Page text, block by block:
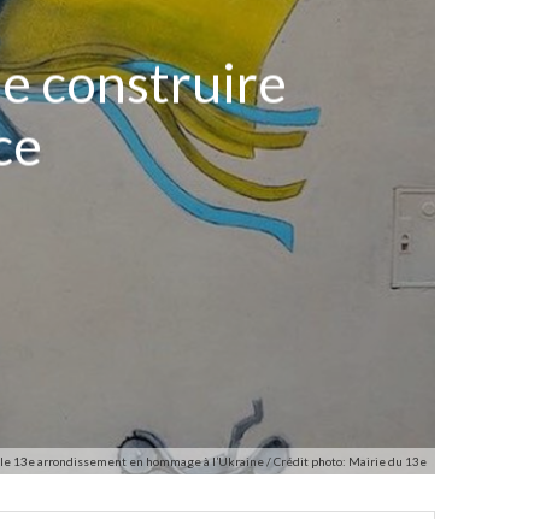
13e arrondissement en hommage à l’Ukraine / Crédit photo: Mairie du 13e
construire